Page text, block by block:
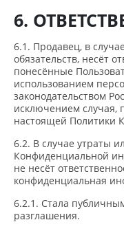
6.
6.1. Продавец, в
обязательств, несёт
понесённые
использованием
законодательством
исключением случая,
настоящей Политики
6.2. В случае утраты
Конфиденциальной
не несёт
конфиденциальная
6.2.1. Стала
разглашения.